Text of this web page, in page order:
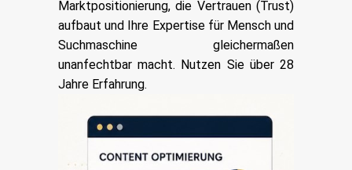
Marktpositionierung, die Vertrauen (Trust)
aufbaut und Ihre Expertise für Mensch und
Suchmaschine gleichermaßen
unanfechtbar macht. Nutzen Sie über 28
Jahre Erfahrung.